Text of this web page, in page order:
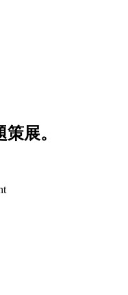
展。